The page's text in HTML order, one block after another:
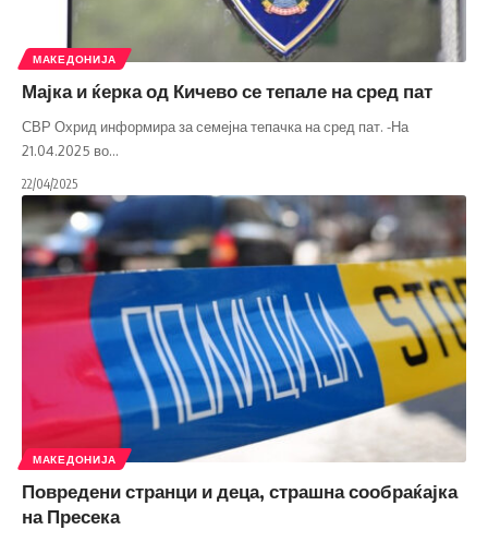
МАКЕДОНИЈА
Мајка и ќерка од Кичево се тепале на сред пат
СВР Охрид информира за семејна тепачка на сред пат. -На
21.04.2025 во…
22/04/2025
МАКЕДОНИЈА
Повредени странци и деца, страшна сообраќајка
на Пресека